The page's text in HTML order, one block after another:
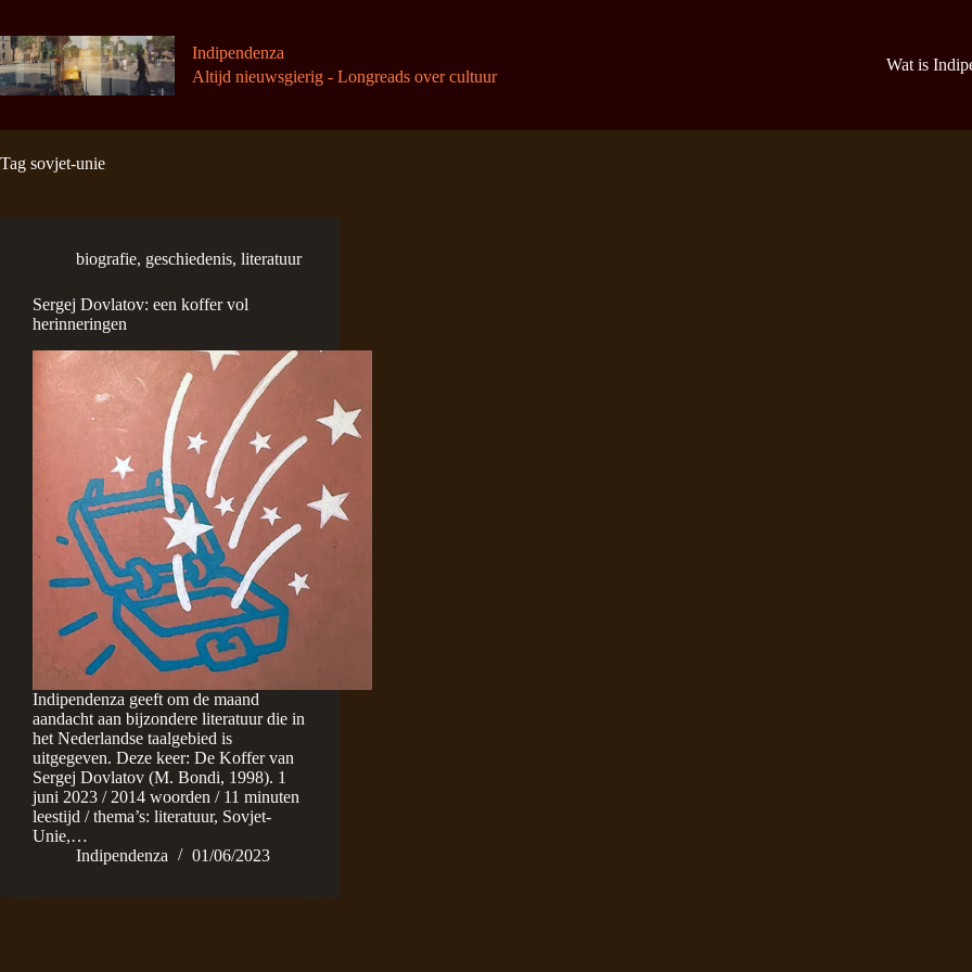
de
inhoud
Indipendenza
Altijd nieuwsgierig - Longreads over cultuur
Wat is
Tag sovjet-unie
biografie, geschiedenis, literatuur
Sergej Dovlatov: een koffer vol
herinneringen
Indipendenza geeft om de maand
aandacht aan bijzondere literatuur die in
het Nederlandse taalgebied is
uitgegeven. Deze keer: De Koffer van
Sergej Dovlatov (M. Bondi, 1998). 1
juni 2023 / 2014 woorden / 11 minuten
leestijd / thema’s: literatuur, Sovjet-
Unie,…
Indipendenza
01/06/2023